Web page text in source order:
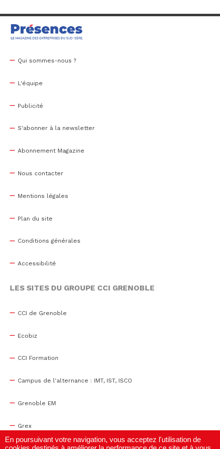
Qui sommes-nous ?
L'équipe
Publicité
S'abonner à la newsletter
Abonnement Magazine
Nous contacter
Mentions légales
Plan du site
Conditions générales
Accessibilité
LES SITES DU GROUPE CCI GRENOBLE
CCI de Grenoble
Ecobiz
CCI Formation
Campus de l'alternance : IMT, IST, ISCO
Grenoble EM
Grex
En poursuivant votre navigation, vous acceptez l'utilisation de